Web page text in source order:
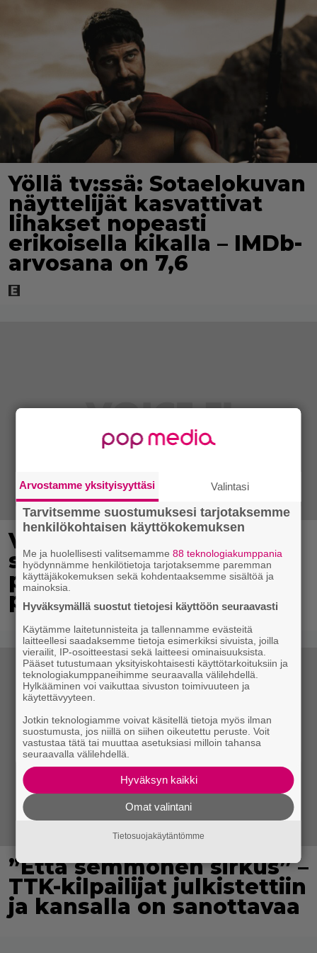
Yöllä tv:ssä: Sotaelokuvan
näyttelijät kasvattivat
lihakset nopeasti
erikoisella kikalla – IMDb-
arvosana on 7,6
Virkavalta takaa-ajoi
skoottereita –
poliisimoottoripyörä teki
paosta lyhyen
”Että semmonen sirkus” –
TTK-kilpailijat julkistettiin
ja kansalla on sanottavaa
Arvostamme yksityisyyttäsi Valintasi
Tarvitsemme suostumuksesi tarjotaksemme
henkilökohtaisen käyttökokemuksen
Me ja huolellisesti valitsemamme88 teknologiakumppania
hyödynnämme henkilötietoja tarjotaksemme paremman
käyttäjäkokemuksen sekä kohdentaaksemme sisältöä ja
mainoksia.
Hyväksymällä suostut tietojesi käyttöön seuraavasti
Käytämme laitetunnisteita ja tallennamme evästeitä
laitteellesi saadaksemme tietoja esimerkiksi sivuista, joilla
vierailit, IP-osoitteestasi sekä laitteesi ominaisuuksista.
Pääset tutustumaan yksityiskohtaisesti käyttötarkoituksiin ja
teknologiakumppaneihimme seuraavalla välilehdellä.
Hylkääminen voi vaikuttaa sivuston toimivuuteen ja
käytettävyyteen.
Jotkin teknologiamme voivat käsitellä tietoja myös ilman
suostumusta, jos niillä on siihen oikeutettu peruste. Voit
vastustaa tätä tai muuttaa asetuksiasi milloin tahansa
seuraavalla välilehdellä.
Hyväksyn kaikki
Omat valintani
Tietosuojakäytäntömme